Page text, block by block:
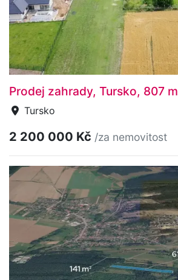
Prodej zahrady, Tursko, 807 m
Tursko
2 200 000 Kč /za nemovitost